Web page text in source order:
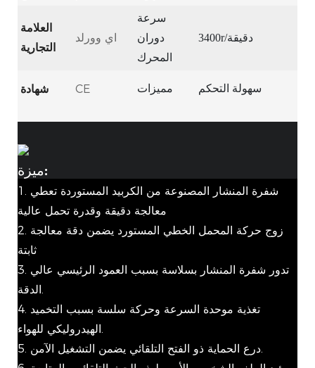
العلامة
التجارية
اي وورلد
سرعة
دوران
المحرك
3400r/دقيقة
شهادة CE مميزات سهولة التحكم
ميزة:
1. شفرة المنشار المصنوعة من الكربيد المستوردة تعطي
2. زوج حركة المحمل الخطي المستورد يضمن دقة معالجة
3. تدور شفرة المنشار بسلاسة بسبب العمود الرئيسي عالي
الدقة.
4. تغذية موحدة السرعة وحركة سلسة بسبب التخميد
الهيدروليكي للهواء.
5. درع الحماية ذو الفتح التلقائي يضمن التشغيل الآمن.